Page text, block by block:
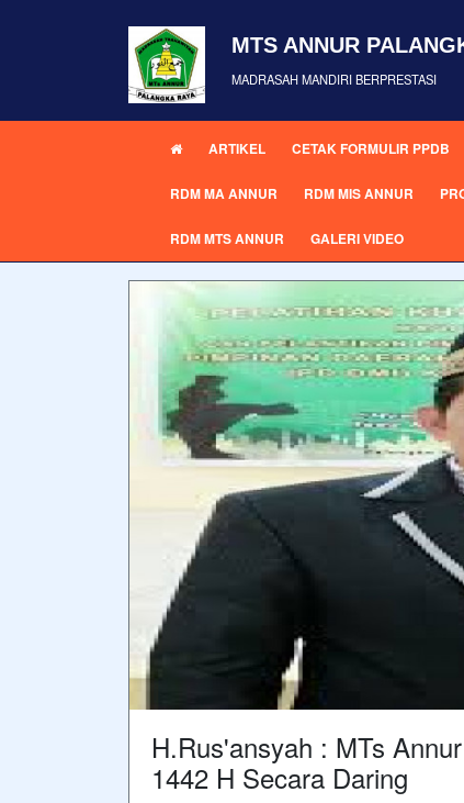
MTS ANNUR
MADRASAH MANDIRI BERPRESTASI
ARTIKEL CETAK FORMULIR PPDB
RDM MA ANNUR RDM MIS ANNUR
RDM MTS ANNUR GALERI VIDEO
H.Rus'ansyah : MTs
1442 H Secara Daring